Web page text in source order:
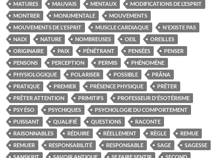
MATURES MAUVAIS MENTAUX
MODIFICATIONS DE L’ESPRIT
MONTRER
MONUMENTALE
MOUVEMENTS
MOUVEMENTS DE L'ESPRIT
MUSCLE CARDIAQUE
N'EXISTE PAS
NADI
NATURE NOMBREUSES OEIL
OREILLES
ORIGINAIRE
PAIX PÉNÉTRANT PENSÉES
PENSER
PENSONS
PERCEPTION PERMIS
PHÉNOMÈNE
PHYSIOLOGIQUE
POLARISER POSSIBLE
PRÂNA
PRATIQUE
PREMIER PRÉSENCE PHYSIQUE
PRÊTER
PRÊTER ATTENTION
PRIMITIFS
PROFESSEUR D'ÉSOTÉRISME
PSY ÉSO
PSYCHIQUES
PSYCHOLOGIE DU COMPORTEMENT
PUISSANT
QUALIFIÉ QUESTIONS
RACONTE
RAISONNABLES
RÉDUIRE RÉELLEMENT RÈGLE
REMUE
REMUER
RESPONSABILITÉ RESPONSABLE SAGE
SAGESSE
SANSKRIT
SAVOIR ANTIQUE SE FAIRE SENTIR
SECOND